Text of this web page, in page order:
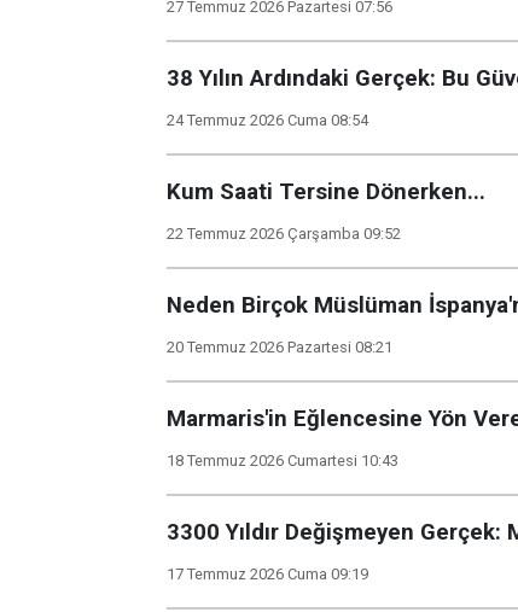
27 Temmuz 2026 Pazartesi 07:56
38 Yılın Ardındaki Gerçek: Bu
24 Temmuz 2026 Cuma 08:54
Kum Saati Tersine Dönerken...
22 Temmuz 2026 Çarşamba 09:52
Neden Birçok Müslüman
20 Temmuz 2026 Pazartesi 08:21
Marmaris'in Eğlencesine Yön
18 Temmuz 2026 Cumartesi 10:43
3300 Yıldır Değişmeyen Gerçek:
17 Temmuz 2026 Cuma 09:19